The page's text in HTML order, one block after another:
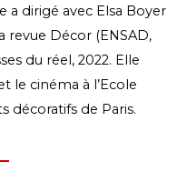
a dirigé avec Elsa Boyer
revue Décor (ENSAD,
du réel, 2022. Elle
le cinéma à l’Ecole
décoratifs de Paris.